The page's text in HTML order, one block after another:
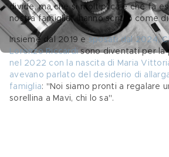
divide, ma che si moltiplica e che fa
nostra famiglia", hanno scritto come
Insieme dal 2019 e sposati dal 2024,
Lorenzo Riccardi sono diventati per la
nel 2022 con la nascita di Maria
avevano parlato del desiderio di
famiglia: "Noi siamo pronti a regalare
sorellina a Mavi, chi lo sa".